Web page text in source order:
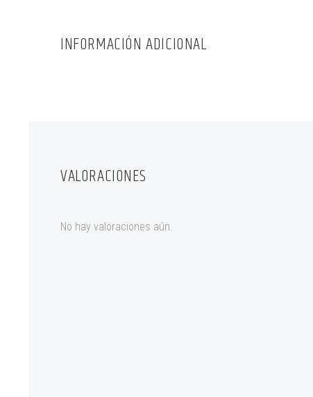
INFORMACIÓN ADICIONAL
VALORACIONES
No hay valoraciones aún.